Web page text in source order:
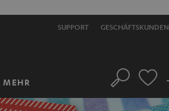
SUPPORT GESCHÄFTSKUNDEN
MEHR Suche